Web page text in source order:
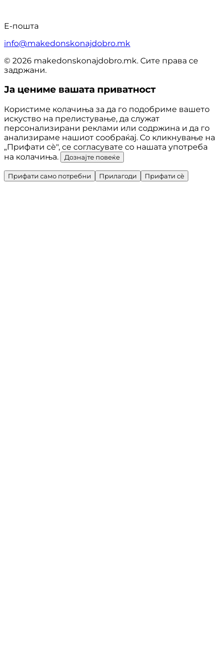
Е-пошта
info@makedonskonajdobro.mk
© 2026 makedonskonajdobro.mk. Сите права се
задржани.
Ја цениме вашата приватност
Користиме колачиња за да го подобриме вашето
искуство на прелистување, да служат
персонализирани реклами или содржина и да го
анализираме нашиот сообраќај. Со кликнување на
„Прифати сè", се согласувате со нашата употреба
на колачиња.
Дознајте повеќе
Прифати само потребни Прилагоди Прифати сè